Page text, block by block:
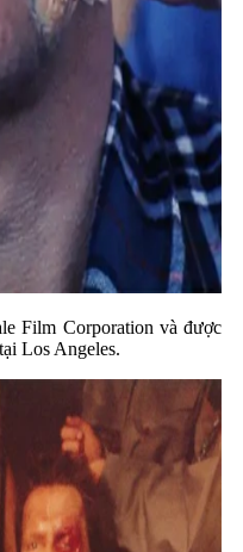
Film Corporation và được
Los Angeles.